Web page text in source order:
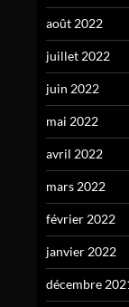
août 2022
juillet 2022
juin 2022
mai 2022
avril 2022
mars 2022
février 2022
janvier 2022
décembre